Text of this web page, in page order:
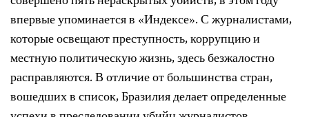
впервые упоминается в «Индексе». С журналистами,
которые освещают преступность, коррупцию и
местную политическую жизнь, здесь безжалостно
расправляются. В отличие от большинства стран,
вошедших в список, Бразилия делает определенные